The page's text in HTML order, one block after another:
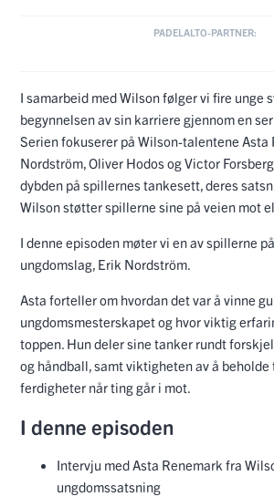
I samarbeid med Wilson følger vi fire unge
begynnelsen av sin karriere gjennom en
Serien fokuserer på Wilson-talentene Asta
Nordström, Oliver Hodos og Victor
dybden på spillernes tankesett, deres
Wilson støtter spillerne sine på veien mot
I denne episoden møter vi en av spillerne
ungdomslag, Erik Nordström.
Asta forteller om hvordan det var å vinne
ungdomsmesterskapet og hvor viktig
toppen. Hun deler sine tanker rundt
og håndball, samt viktigheten av å beholde
ferdigheter når ting går i mot.
I denne episoden
Intervju med Asta Renemark fra
ungdomssatsning